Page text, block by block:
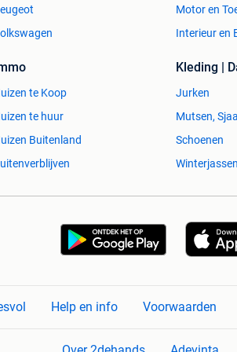
Tuinhuis/Huis in
Vakantiewoning/ Luxe tuinhuis/
(Gratis, Hoekbank, Fiets,
Bureau)
gebouwen/ moderne tuinhuisjes/
ruimte voor fietsenstallingen/
of etalage / Salontafel / bureau / lego /
/ playstation 5 / huis en
Motor en
Interieur en
te Koop
te huur
Buitenland
Kleding |
Jurken
Mutsen,
Schoenen
Winterjassen
Help en info Voorwaarden